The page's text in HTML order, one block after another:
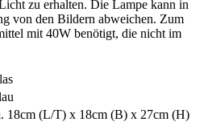
zu erhalten. Die Lampe kann in
von den Bildern abweichen. Zum
mit 40W benötigt, die nicht im
18cm (L/T) x 18cm (B) x 27cm (H)